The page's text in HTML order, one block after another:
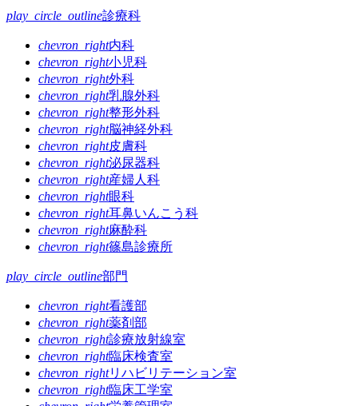
ナ
play_circle_outline診療科
chevron_right内科
chevron_right小児科
chevron_right外科
chevron_right乳腺外科
chevron_right整形外科
chevron_right脳神経外科
chevron_right皮膚科
chevron_right泌尿器科
chevron_right産婦人科
chevron_right眼科
chevron_right耳鼻いんこう科
chevron_right麻酔科
chevron_right篠島診療所
play_circle_outline部門
chevron_right看護部
chevron_right薬剤部
chevron_right診療放射線室
chevron_right臨床検査室
chevron_rightリハビリテーション室
chevron_right臨床工学室